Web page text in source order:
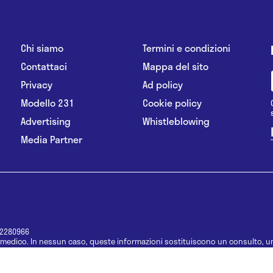
Chi siamo
Contattaci
Privacy
Modello 231
Advertising
Media Partner
Termini e condizioni
Mappa del sito
Ad policy
Cookie policy
Whistleblowing
In nessun caso, queste informazioni sostituiscono un consulto,
informazioni disponibili come suggerimenti per la formulazione di una